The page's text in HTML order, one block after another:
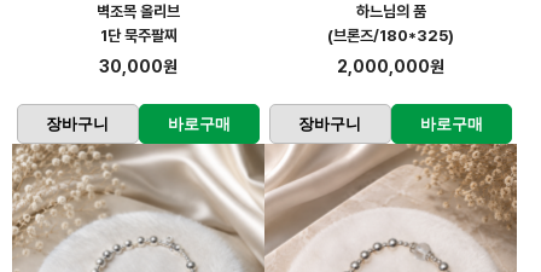
벽조목 올리브
1단 묵주팔찌
30,000원
장바구니 바로구매
하느님의 품
(브론즈/180*325)
2,000,000원
장바구니 바로구매